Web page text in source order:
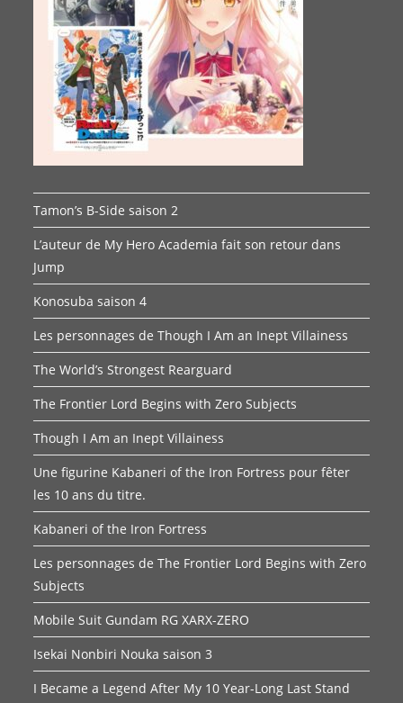
Tamon’s B-Side saison 2
L’auteur de My Hero Academia fait son retour dans
Jump
Konosuba saison 4
Les personnages de Though I Am an Inept Villainess
The World’s Strongest Rearguard
The Frontier Lord Begins with Zero Subjects
Though I Am an Inept Villainess
Une figurine Kabaneri of the Iron Fortress pour fêter
les 10 ans du titre.
Kabaneri of the Iron Fortress
Les personnages de The Frontier Lord Begins with Zero
Subjects
Mobile Suit Gundam RG XARX-ZERO
Isekai Nonbiri Nouka saison 3
I Became a Legend After My 10 Year-Long Last Stand